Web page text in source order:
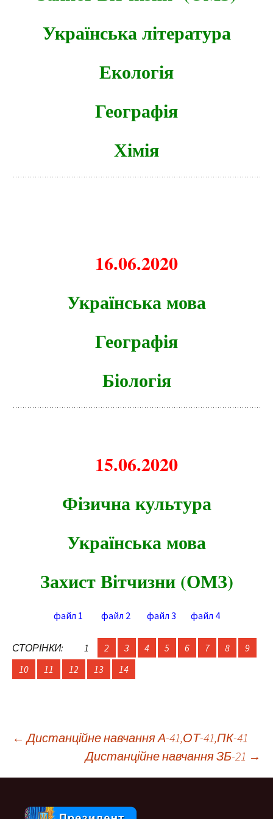
Українська література
Екологія
Географія
Хімія
16.06.2020
Українська мова
Географія
Біологія
15.06.2020
Фізична культура
Українська мова
Захист Вітчизни (ОМЗ)
файл 1 файл 2 файл 3 файл 4
СТОРІНКИ: 1 2 3 4 5 6 7 8
9
10
11 12 13 14
Навігація
по
← Дистанційне навчання А-41,ОТ-41,ПК-41
Дистанційне навчання ЗБ-21 →